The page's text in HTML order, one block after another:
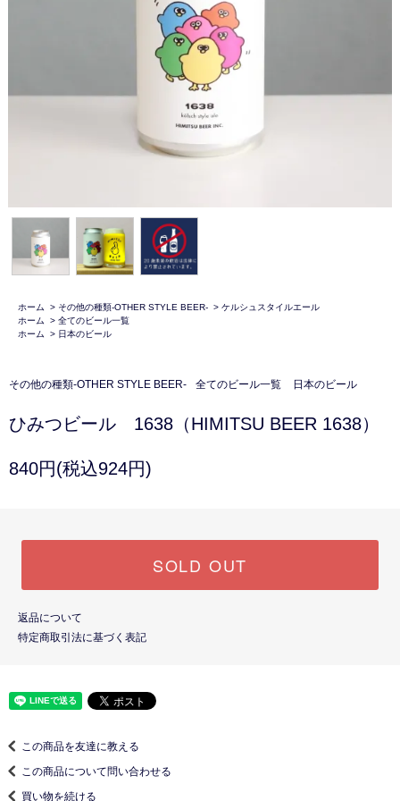
ホーム > その他の種類-OTHER STYLE BEER- > ケルシュスタイルエール
ホーム
> 全てのビール一覧
ホーム
> 日本のビール
その他の種類-OTHER STYLE BEER- 全てのビール一覧 日本のビール
ひみつビール 1638（HIMITSU BEER 1638）
840円(税込924円)
SOLD OUT
返品について
特定商取引法に基づく表記
この商品を友達に教える
この商品について問い合わせる
買い物を続ける